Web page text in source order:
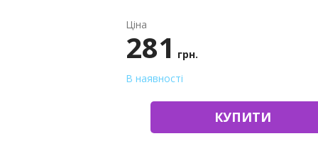
Ціна
281 грн.
В наявності
КУПИТИ